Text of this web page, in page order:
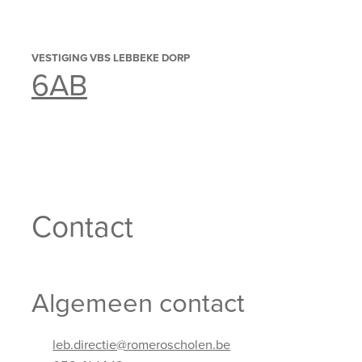
6AB
VESTIGING VBS LEBBEKE DORP
Contact
Algemeen contact
leb.directie@romeroscholen.be